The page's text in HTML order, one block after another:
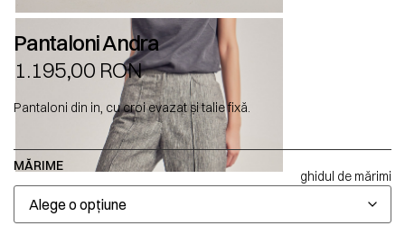
Pantaloni Andra
1.195,00 RON
Pantaloni din in, cu croi evazat și talie fixă.
MĂRIME
ghidul de mărimi